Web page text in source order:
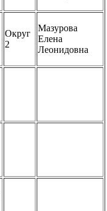
Округ
2
Мазурова
Елена
Леонидовна